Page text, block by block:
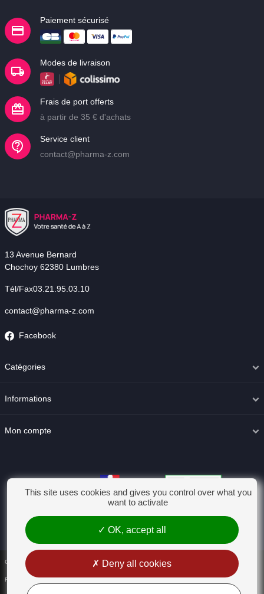
Paiement sécurisé
Modes de livraison
Frais de port offerts
à partir de 35 € d'achats
Service client
contact@pharma-z.com
13 Avenue Bernard
Chochoy 62380 Lumbres
Tél/Fax03.21.95.03.10
contact@pharma-z.com
Facebook
Catégories
Informations
Mon compte
Conditions générales de vente
Rétractation
This site uses cookies and gives you control over what you
want to activate
OK, accept all
Deny all cookies